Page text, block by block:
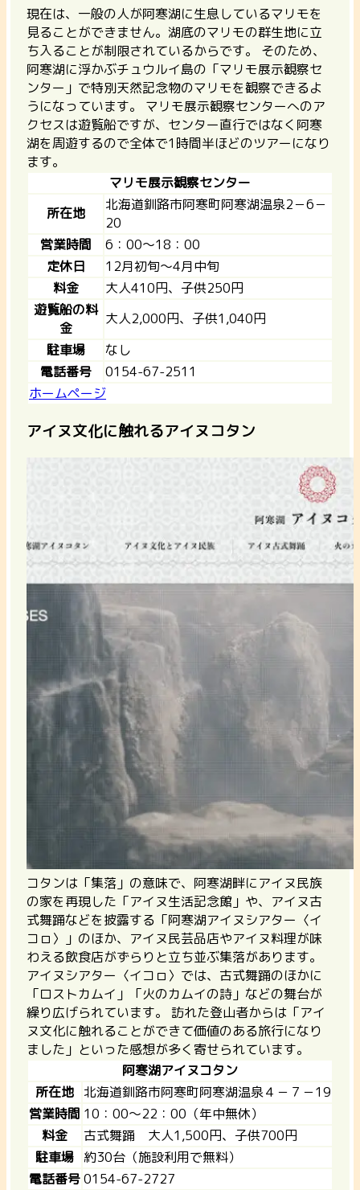
現在は、一般の人が阿寒湖に生息しているマリモを
見ることができません。湖底のマリモの群生地に立
ち入ることが制限されているからです。 そのため、
阿寒湖に浮かぶチュウルイ島の「マリモ展示観察セ
ンター」で特別天然記念物のマリモを観察できるよ
うになっています。 マリモ展示観察センターへのア
クセスは遊覧船ですが、センター直行ではなく阿寒
湖を周遊するので全体で1時間半ほどのツアーになり
ます。
マリモ展示観察センター
所在地
北海道釧路市阿寒町阿寒湖温泉2－6－
20
営業時間
6：00～18：00
定休日
12月初旬～4月中旬
料金
大人410円、子供250円
遊覧船の料
金
大人2,000円、子供1,040円
駐車場
なし
電話番号
0154-67-2511
ホームページ
アイヌ文化に触れるアイヌコタン
コタンは「集落」の意味で、阿寒湖畔にアイヌ民族
の家を再現した「アイヌ生活記念館」や、アイヌ古
式舞踊などを披露する「阿寒湖アイヌシアター〈イ
コㇿ〉」のほか、アイヌ民芸品店やアイヌ料理が味
わえる飲食店がずらりと立ち並ぶ集落があります。
アイヌシアター〈イコㇿ〉では、古式舞踊のほかに
「ロストカムイ」「火のカムイの詩」などの舞台が
繰り広げられています。 訪れた登山者からは「アイ
ヌ文化に触れることができて価値のある旅行になり
ました」といった感想が多く寄せられています。
阿寒湖アイヌコタン
所在地 北海道釧路市阿寒町阿寒湖温泉４－７－19
営業時間 10：00～22：00（年中無休）
料金
古式舞踊 大人1,500円、子供700円
駐車場 約30台（施設利用で無料）
電話番号0154-67-2727